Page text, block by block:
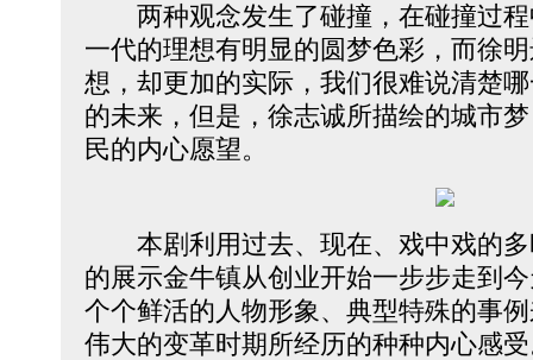
两种观念发生了碰撞，在碰撞过程
一代的理想有明显的圆梦色彩，而徐
想，却更加的实际，我们很难说清楚
的未来，但是，徐志诚所描绘的城市
民的内心愿望。
本剧利用过去、现在、戏中戏的多
的展示金牛镇从创业开始一步步走到
个个鲜活的人物形象、典型特殊的事
伟大的变革时期所经历的种种内心感